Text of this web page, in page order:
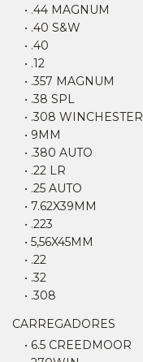
• .44 MAGNUM
• .40 S&W
• .40
• .12
• .357 MAGNUM
• .38 SPL
• .308 WINCHESTER
• 9MM
• .380 AUTO
• .22 LR
• .25 AUTO
• 7.62X39MM
• .223
• 5,56X45MM
• .22
• .32
• .308
CARREGADORES
• 6.5 CREEDMOOR